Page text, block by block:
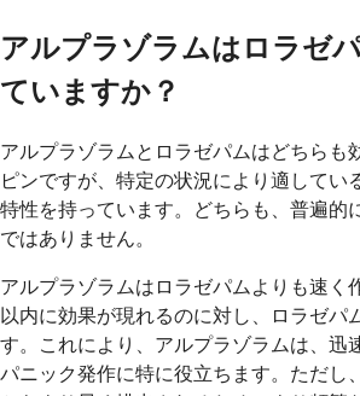
アルプラゾラムはロラゼ
ていますか？
アルプラゾラムとロラゼパムはどちらも
ピンですが、特定の状況により適してい
特性を持っています。どちらも、普遍的
ではありません。
アルプラゾラムはロラゼパムよりも速く
以内に効果が現れるのに対し、ロラゼパ
す。これにより、アルプラゾラムは、迅
パニック発作に特に役立ちます。ただし